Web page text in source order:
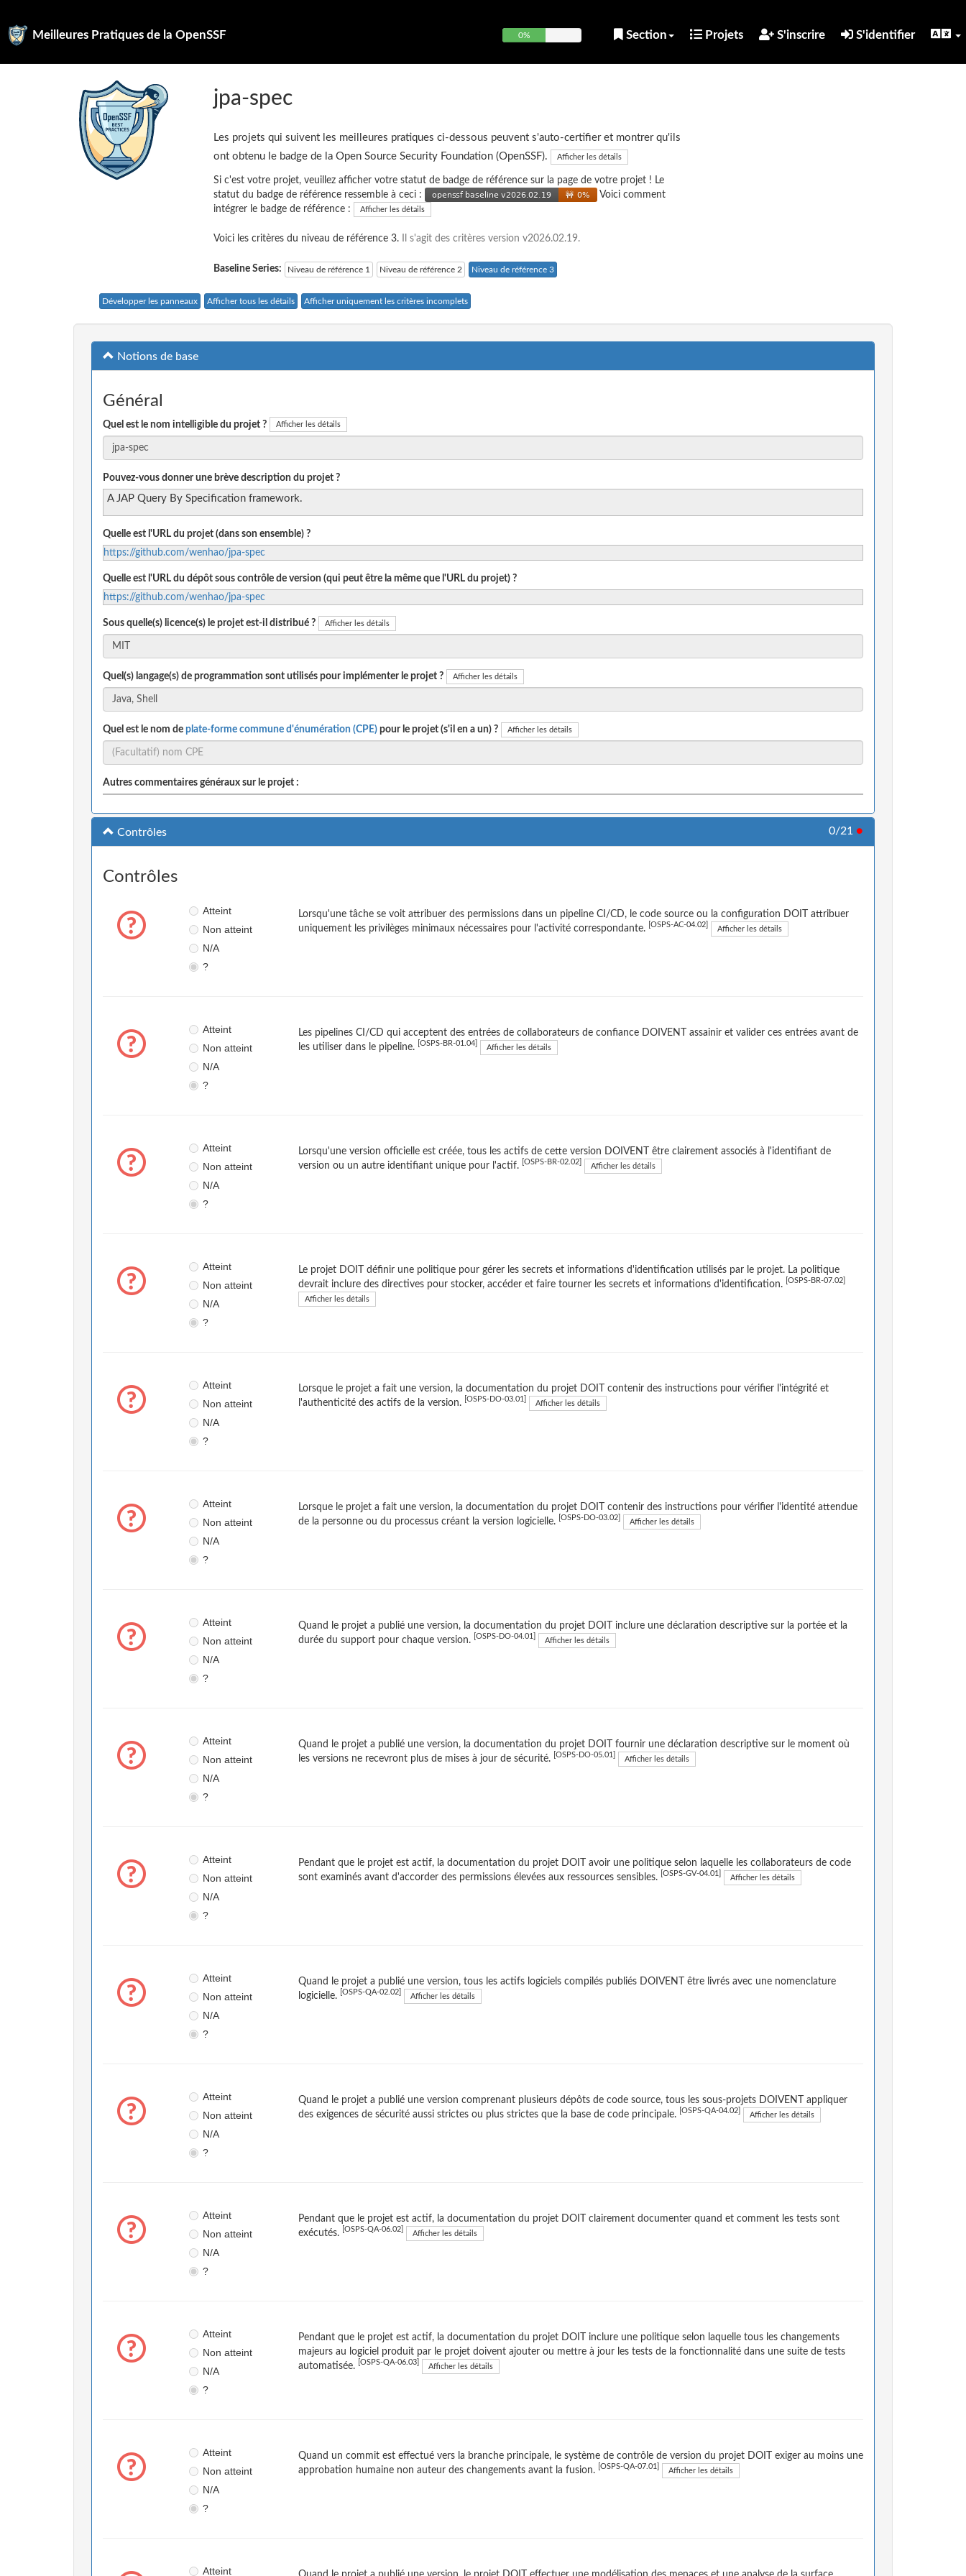
Meilleures Pratiques de la OpenSSF 0% Section Projets S'inscrire S'identifier
jpa-spec
Les projets qui suivent les meilleures pratiques ci-dessous peuvent s'auto-certifier et montrer qu'ils
ont obtenu le badge de la Open Source Security Foundation (OpenSSF).
Afficher les détails
Si c'est votre projet, veuillez afficher votre statut de badge de référence sur la page de votre projet ! Le
statut du badge de référence ressemble à ceci :
Voici comment
intégrer le badge de référence :
Afficher les détails
Voici les critères du niveau de référence 3. Il s'agit des critères version v2026.02.19.
Baseline Series: Niveau de référence 1 Niveau de référence 2 Niveau de référence 3
Développer les panneaux Afficher tous les détails Afficher uniquement les critères incomplets
Notions de base
Général
Quel est le nom intelligible du projet ? Afficher les détails
Pouvez-vous donner une brève description du projet ?
A JAP Query By Specification framework.
Quelle est l'URL du projet (dans son ensemble) ?
https://github.com/wenhao/jpa-spec
Quelle est l'URL du dépôt sous contrôle de version (qui peut être la même que l'URL du projet) ?
https://github.com/wenhao/jpa-spec
Sous quelle(s) licence(s) le projet est-il distribué ? Afficher les détails
Quel(s) langage(s) de programmation sont utilisés pour implémenter le projet ? Afficher les détails
Quel est le nom de plate-forme commune d'énumération (CPE) pour le projet (s'il en a un) ? Afficher les détails
Autres commentaires généraux sur le projet :
Contrôles 0/21 ●
Contrôles
Atteint
Non atteint
N/A
?
Lorsqu'une tâche se voit attribuer des permissions dans un pipeline CI/CD, le code source ou la configuration DOIT attribuer
uniquement les privilèges minimaux nécessaires pour l'activité correspondante.
[OSPS-AC-04.02] Afficher les détails
Atteint
Non atteint
N/A
?
Les pipelines CI/CD qui acceptent des entrées de collaborateurs de confiance DOIVENT assainir et valider ces entrées avant de
les utiliser dans le pipeline.
[OSPS-BR-01.04] Afficher les détails
Atteint
Non atteint
N/A
?
Lorsqu'une version officielle est créée, tous les actifs de cette version DOIVENT être clairement associés à l'identifiant de
version ou un autre identifiant unique pour l'actif.
[OSPS-BR-02.02] Afficher les détails
Atteint
Non atteint
N/A
?
Le projet DOIT définir une politique pour gérer les secrets et informations d'identification utilisés par le projet. La politique
devrait inclure des directives pour stocker, accéder et faire tourner les secrets et informations d'identification.
[OSPS-BR-07.02]
Afficher les détails
Atteint
Non atteint
N/A
?
Lorsque le projet a fait une version, la documentation du projet DOIT contenir des instructions pour vérifier l'intégrité et
l'authenticité des actifs de la version.
[OSPS-DO-03.01] Afficher les détails
Atteint
Non atteint
N/A
?
Lorsque le projet a fait une version, la documentation du projet DOIT contenir des instructions pour vérifier l'identité attendue
de la personne ou du processus créant la version logicielle.
[OSPS-DO-03.02] Afficher les détails
Atteint
Non atteint
N/A
?
Quand le projet a publié une version, la documentation du projet DOIT inclure une déclaration descriptive sur la portée et la
durée du support pour chaque version.
[OSPS-DO-04.01] Afficher les détails
Atteint
Non atteint
N/A
?
Quand le projet a publié une version, la documentation du projet DOIT fournir une déclaration descriptive sur le moment où
les versions ne recevront plus de mises à jour de sécurité.
[OSPS-DO-05.01] Afficher les détails
Atteint
Non atteint
N/A
?
Pendant que le projet est actif, la documentation du projet DOIT avoir une politique selon laquelle les collaborateurs de code
sont examinés avant d'accorder des permissions élevées aux ressources sensibles.
[OSPS-GV-04.01] Afficher les détails
Atteint
Non atteint
N/A
?
Quand le projet a publié une version, tous les actifs logiciels compilés publiés DOIVENT être livrés avec une nomenclature
logicielle.
[OSPS-QA-02.02] Afficher les détails
Atteint
Non atteint
N/A
?
Quand le projet a publié une version comprenant plusieurs dépôts de code source, tous les sous-projets DOIVENT appliquer
des exigences de sécurité aussi strictes ou plus strictes que la base de code principale.
[OSPS-QA-04.02] Afficher les détails
Atteint
Non atteint
N/A
?
Pendant que le projet est actif, la documentation du projet DOIT clairement documenter quand et comment les tests sont
exécutés.
[OSPS-QA-06.02] Afficher les détails
Atteint
Non atteint
N/A
?
Pendant que le projet est actif, la documentation du projet DOIT inclure une politique selon laquelle tous les changements
majeurs au logiciel produit par le projet doivent ajouter ou mettre à jour les tests de la fonctionnalité dans une suite de tests
automatisée.
[OSPS-QA-06.03] Afficher les détails
Atteint
Non atteint
N/A
?
Quand un commit est effectué vers la branche principale, le système de contrôle de version du projet DOIT exiger au moins une
approbation humaine non auteur des changements avant la fusion.
[OSPS-QA-07.01] Afficher les détails
Atteint